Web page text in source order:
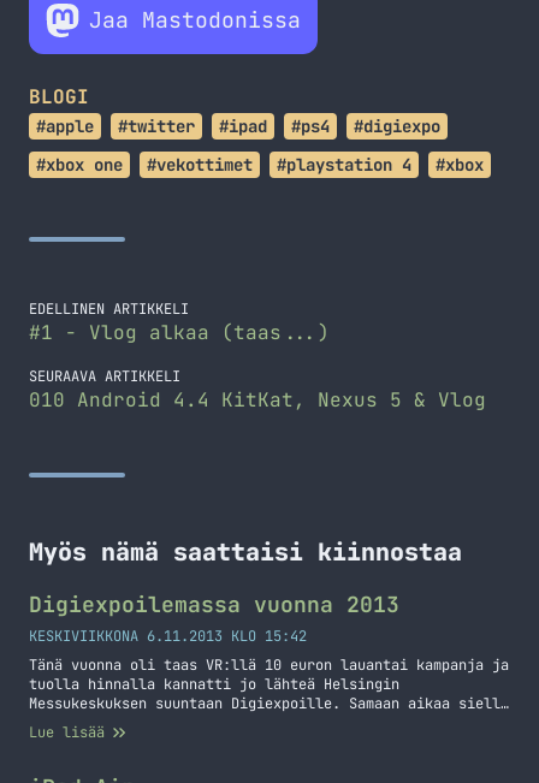
Jaa Mastodonissa
BLOGI
#apple #twitter #ipad #ps4
#digiexpo
#xbox one
#vekottimet #playstation 4 #xbox
EDELLINEN ARTIKKELI
#1 - Vlog alkaa (taas...)
SEURAAVA ARTIKKELI
010 Android 4.4 KitKat, Nexus 5 & Vlog
Myös nämä saattaisi kiinnostaa
Digiexpoilemassa vuonna 2013
KESKIVIIKKONA 6.11.2013 KLO 15:42
Tänä vuonna oli taas VR:llä 10 euron lauantai kampanja ja
tuolla hinnalla kannatti jo lähteä Helsingin
Messukeskuksen suuntaan Digiexpoille. Samaan aikaa siellä
oli myös Hifi-, Ski- ja Boardexpot – samalla lipetillä
pääsi siis neljään eri messuun sisälle. Tällä kertaa
Lue lisää